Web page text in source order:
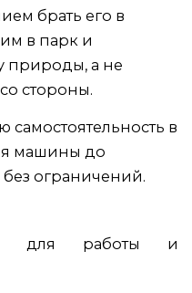
брать его в
в парк и
природы, а не
стороны.
в
машины до
ограничений.
для работы и